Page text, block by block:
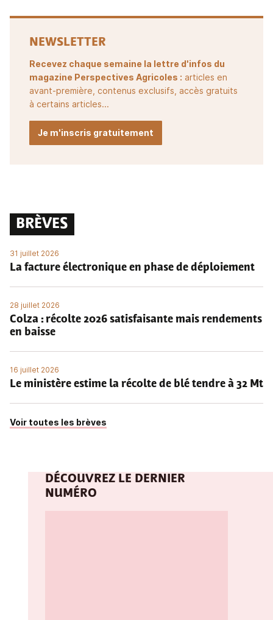
NEWSLETTER
Recevez chaque semaine la lettre d'infos du
magazine Perspectives Agricoles : articles en
avant-première, contenus exclusifs, accès gratuits
à certains articles...
Je m'inscris gratuitement
BRÈVES
31 juillet 2026
La facture électronique en phase de déploiement
28 juillet 2026
Colza : récolte 2026 satisfaisante mais rendements
en baisse
16 juillet 2026
Le ministère estime la récolte de blé tendre à 32 Mt
Voir toutes les brèves
DÉCOUVREZ LE DERNIER
NUMÉRO